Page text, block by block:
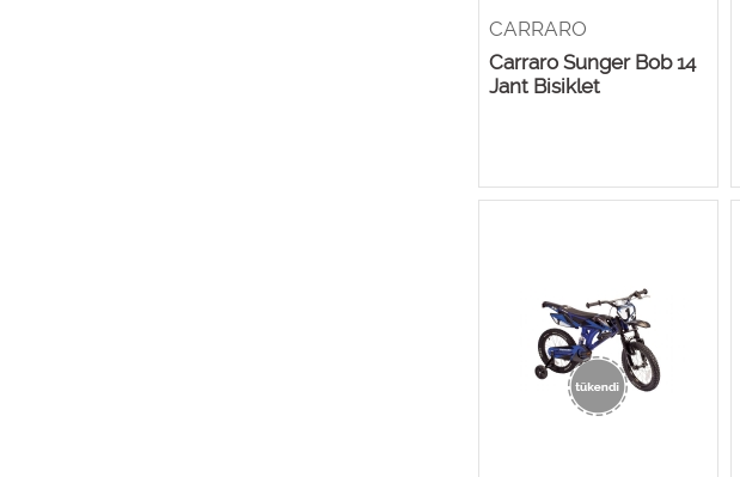
CARRARO
Carraro Sunger Bob 14
Jant Bisiklet